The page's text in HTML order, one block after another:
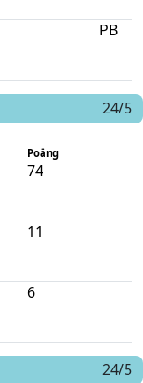
PB
24/5
Poäng
74
11
6
24/5